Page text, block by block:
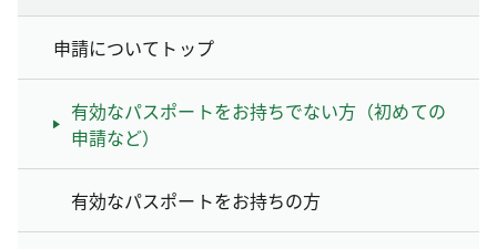
申請についてトップ
有効なパスポートをお持ちでない方（初めての
申請など）
有効なパスポートをお持ちの方